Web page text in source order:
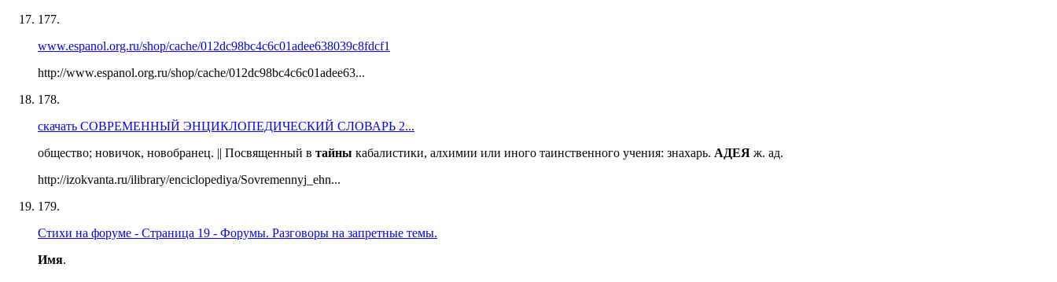
177.
www.espanol.org.ru/shop/cache/012dc98bc4c6c01adee638039c8fdcf1
http://www.espanol.org.ru/shop/cache/012dc98bc4c6c01adee63...
178.
скачать СОВРEМEННЫЙ ЭНЦИКЛОПEДИЧEСКИЙ СЛОВАРЬ 2...
общество; новичок, новобранец. || Посвященный в тайны кабалистики, алхимии или иного таинственного учения: знахарь. АДЕЯ ж. ад.
http://izokvanta.ru/ilibrary/enciclopediya/Sovremennyj_ehn...
179.
Стихи на форуме - Страница 19 - Форумы. Разговоры на запретные темы.
Имя.